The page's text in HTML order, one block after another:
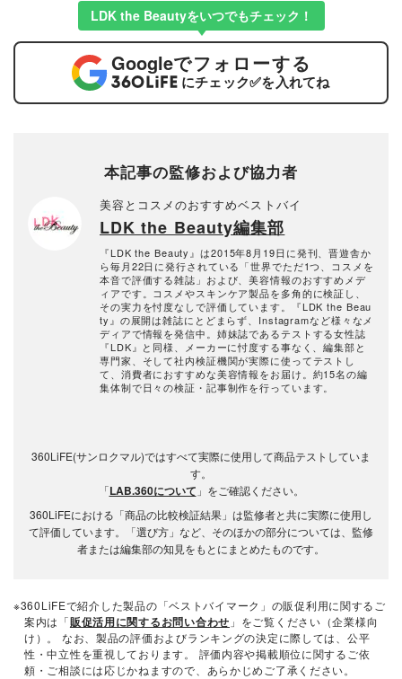
LDK the Beautyをいつでもチェック！
Googleでフォローする
にチェック✅を入れてね
本記事の監修および協力者
美容とコスメのおすすめベストバイ
LDK the Beauty編集部
『LDK the Beauty』は2015年8月19日に発刊、晋遊舎か
ら毎月22日に発行されている「世界でただ1つ、コスメを
本音で評価する雑誌」および、美容情報のおすすめメデ
ィアです。コスメやスキンケア製品を多角的に検証し、
その実力を忖度なしで評価しています。『LDK the Beau
ty』の展開は雑誌にとどまらず、Instagramなど様々なメ
ディアで情報を発信中。姉妹誌であるテストする女性誌
『LDK』と同様、メーカーに忖度する事なく、編集部と
専門家、そして社内検証機関が実際に使ってテストし
て、消費者におすすめな美容情報をお届け。約15名の編
集体制で日々の検証・記事制作を行っています。
360LiFE(サンロクマル)ではすべて実際に使用して商品テストしていま
す。
「LAB.360について 」をご確認ください。
360LiFEにおける「商品の比較検証結果」は監修者と共に実際に使用し
て評価しています。「選び方」など、そのほかの部分については、監修
者または編集部の知見をもとにまとめたものです。
※360LiFEで紹介した製品の「ベストバイマーク」の販促利用に関するご
案内は「販促活用に関するお問い合わせ 」をご覧ください（企業様向
け）。 なお、製品の評価およびランキングの決定に際しては、公平
性・中立性を重視しております。 評価内容や掲載順位に関するご依
頼・ご相談には応じかねますので、あらかじめご了承ください。